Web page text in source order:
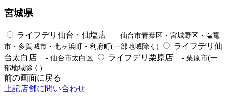
宮城県
ライフデリ仙台・仙塩店
- 仙台市青葉区・宮城野区・塩竃
市・多賀城市・七ヶ浜町・利府町(一部地域除く)
ライフデリ仙
台太白店
- 仙台市太白区 ライフデリ栗原店
- 栗原市(一
部地域除く)
前の画面に戻る
上記店舗に問い合わせ